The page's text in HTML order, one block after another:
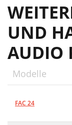
UND
AUDIO
Modelle
FAC 24